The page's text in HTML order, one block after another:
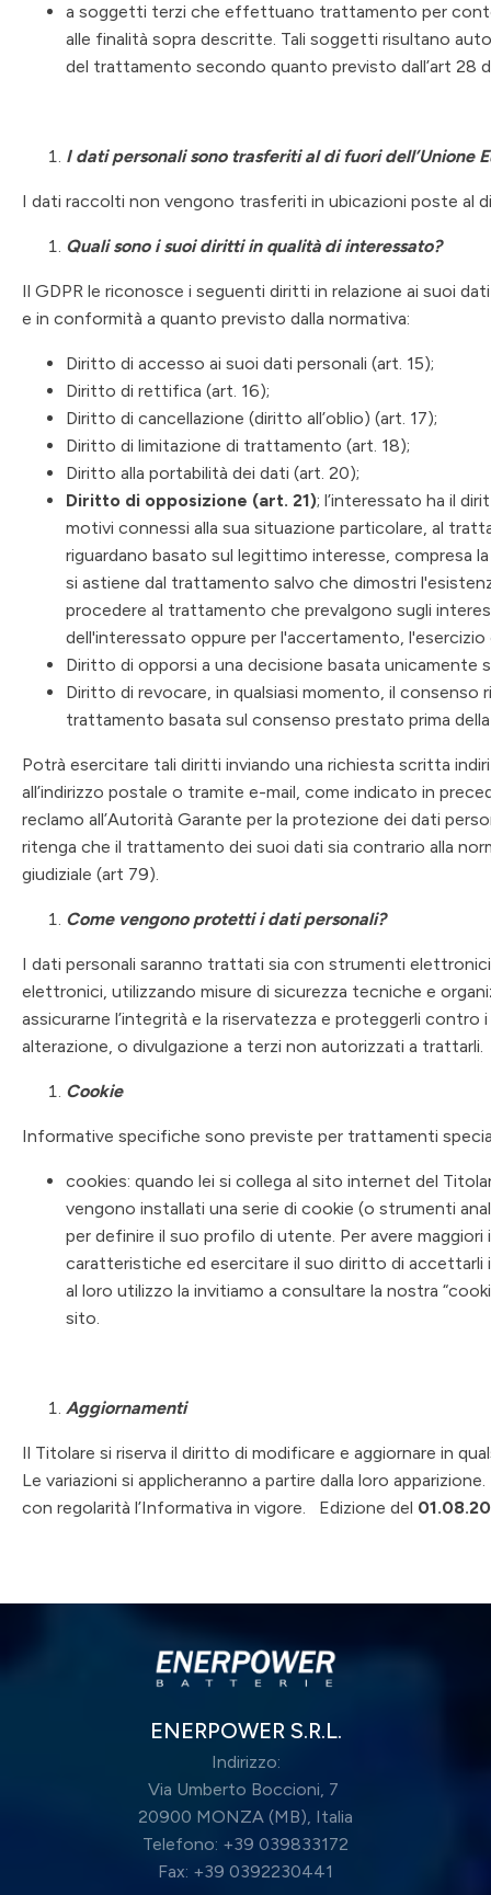
a soggetti terzi che effettuano trattamento per
alle finalità sopra descritte. Tali soggetti risultano
del trattamento secondo quanto previsto dall’art 28
I dati personali sono trasferiti al di fuori dell’Unione
I dati raccolti non vengono trasferiti in ubicazioni poste al
Quali sono i suoi diritti in qualità di interessato?
Il GDPR le riconosce i seguenti diritti in relazione ai suoi
e in conformità a quanto previsto dalla normativa:
Diritto di accesso ai suoi dati personali (art. 15);
Diritto di rettifica (art. 16);
Diritto di cancellazione (diritto all’oblio) (art. 17);
Diritto di limitazione di trattamento (art. 18);
Diritto alla portabilità dei dati (art. 20);
Diritto di opposizione (art. 21); l’interessato ha il
motivi connessi alla sua situazione particolare, al
riguardano basato sul legittimo interesse, compresa
si astiene dal trattamento salvo che dimostri
procedere al trattamento che prevalgono sugli
dell'interessato oppure per l'accertamento, l'esercizio
Diritto di opporsi a una decisione basata
Diritto di revocare, in qualsiasi momento, il consenso
trattamento basata sul consenso prestato prima
Potrà esercitare tali diritti inviando una richiesta scritta
all’indirizzo postale o tramite e-mail, come indicato in
reclamo all’Autorità Garante per la protezione dei dati
ritenga che il trattamento dei suoi dati sia contrario alla
giudiziale (art 79).
Come vengono protetti i dati personali?
I dati personali saranno trattati sia con strumenti elettronici
elettronici, utilizzando misure di sicurezza tecniche e
assicurarne l’integrità e la riservatezza e proteggerli contro
alterazione, o divulgazione a terzi non autorizzati a trattarli.
Cookie
Informative specifiche sono previste per trattamenti
cookies: quando lei si collega al sito internet del
vengono installati una serie di cookie (o strumenti
per definire il suo profilo di utente. Per avere
caratteristiche ed esercitare il suo diritto di accettarli
al loro utilizzo la invitiamo a consultare la nostra
sito.
Aggiornamenti
Il Titolare si riserva il diritto di modificare e aggiornare in
Le variazioni si applicheranno a partire dalla loro
con regolarità l’Informativa in vigore. Edizione del
ENERPOWER S.R.L.
Indirizzo:
Via Umberto Boccioni, 7
20900 MONZA (MB), Italia
Telefono: +39 039833172
Fax: +39 0392230441